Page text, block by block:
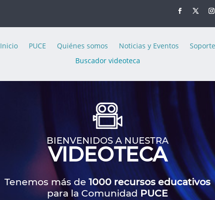
Inicio PUCE Quiénes somos Noticias y Eventos
Soporte
Buscador videoteca
BIENVENIDOS A NUESTRA
VIDEOTECA
Tenemos más de 1000 recursos educativos
para la Comunidad PUCE